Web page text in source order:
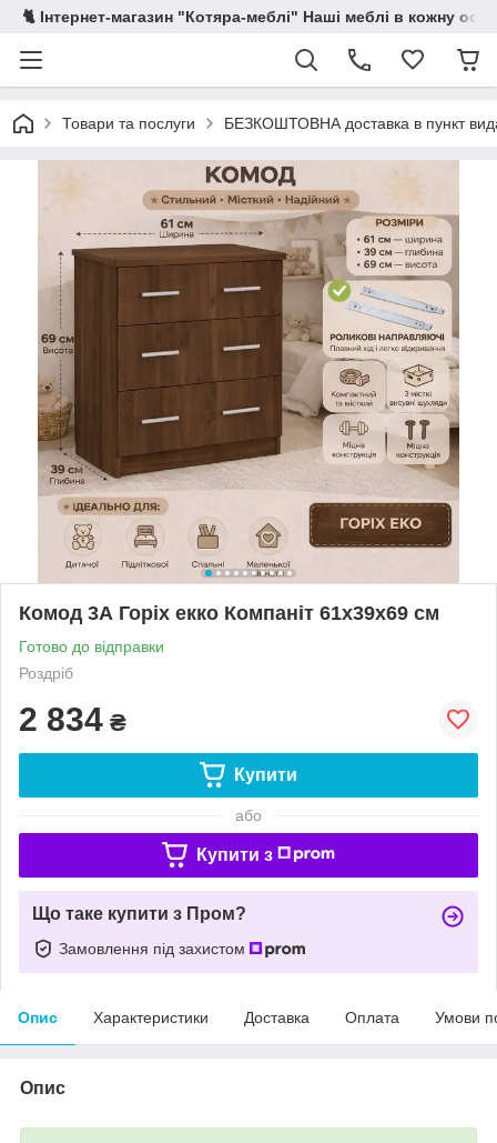
🐈 Інтернет-магазин "Котяра-меблі" Наші меблі в кожну
Товари та послуги БЕЗКОШТОВНА доставка в пункт
Комод 3А Горіх екко Компаніт 61х39х69 см
Готово до відправки
Роздріб
2 834 ₴
Купити
або
Купити з
Що таке купити з Пром?
Замовлення під захистом
Опис Характеристики Доставка Оплата Умови
Опис